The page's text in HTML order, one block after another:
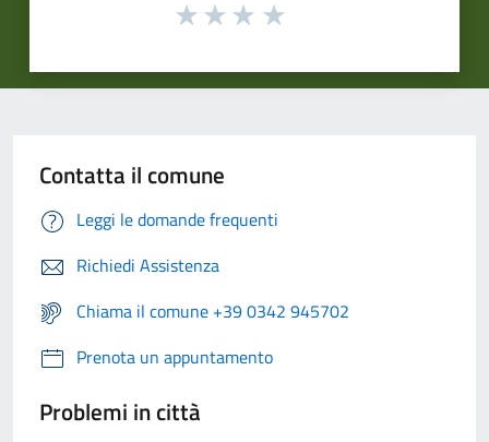
Contatta il comune
Leggi le domande frequenti
Richiedi Assistenza
Chiama il comune +39 0342 945702
Prenota un appuntamento
Problemi in città